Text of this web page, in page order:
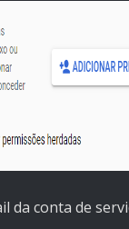
da conta de